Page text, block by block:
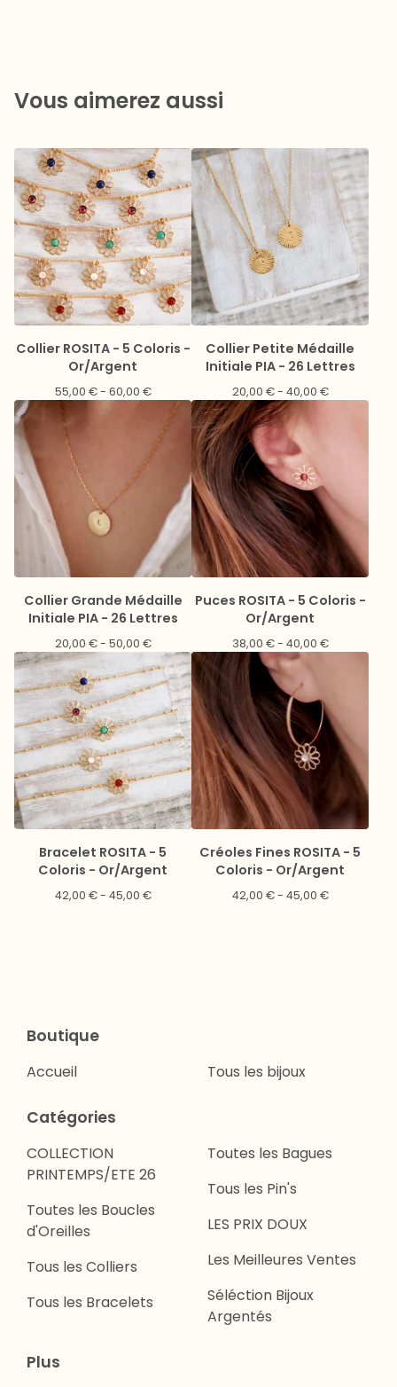
Vous aimerez aussi
Collier ROSITA - 5 Coloris -
Or/Argent
55,00 €- 60,00 €
Collier Petite Médaille
Initiale PIA - 26 Lettres
20,00 €- 40,00 €
Collier Grande Médaille
Initiale PIA - 26 Lettres
20,00 €- 50,00 €
Puces ROSITA - 5 Coloris -
Or/Argent
38,00 €- 40,00 €
Bracelet ROSITA - 5
Coloris - Or/Argent
42,00 €- 45,00 €
Créoles Fines ROSITA - 5
Coloris - Or/Argent
42,00 €- 45,00 €
Boutique
Accueil Tous les bijoux
Catégories
COLLECTION
PRINTEMPS/ETE 26
Toutes les Boucles
d'Oreilles
Tous les Colliers
Tous les Bracelets
Toutes les Bagues
Tous les Pin's
LES PRIX DOUX
Les Meilleures Ventes
Séléction Bijoux
Argentés
Plus